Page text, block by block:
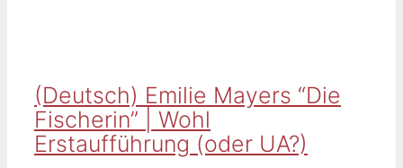
(Deutsch) Emilie Mayers “Die
Fischerin” | Wohl
Erstaufführung (oder UA?)